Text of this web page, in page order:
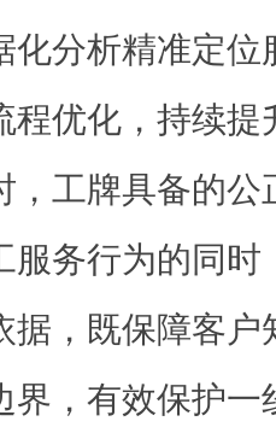
化分析精准定位
程优化，持续
，工牌具备的
服务行为的同时
据，既保障客户
界，有效保护一